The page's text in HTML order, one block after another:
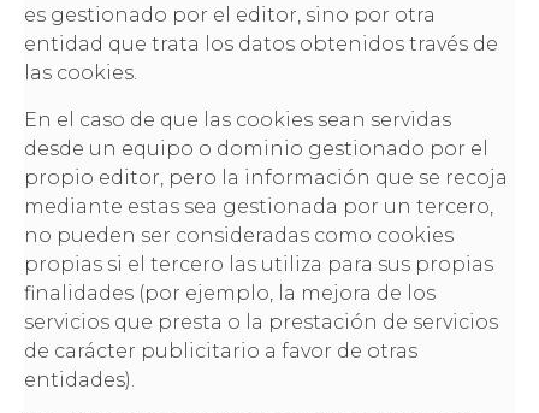
es gestionado por el editor, sino por otra
entidad que trata los datos obtenidos través de
las cookies.
En el caso de que las cookies sean servidas
desde un equipo o dominio gestionado por el
propio editor, pero la información que se recoja
mediante estas sea gestionada por un tercero,
no pueden ser consideradas como cookies
propias si el tercero las utiliza para sus propias
finalidades (por ejemplo, la mejora de los
servicios que presta o la prestación de servicios
de carácter publicitario a favor de otras
entidades).